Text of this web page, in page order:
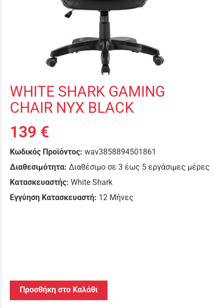
WHITE SHARK GAMING
CHAIR NYX BLACK
139 €
Κωδικός Προϊόντος: wav3858894501861
Διαθεσιμότητα: Διαθέσιμο σε 3 έως 5 εργάσιμες μέρες
Κατασκευαστής: White Shark
Εγγύηση Κατασκευαστή: 12 Μήνες
Προσθήκη στο Καλάθι